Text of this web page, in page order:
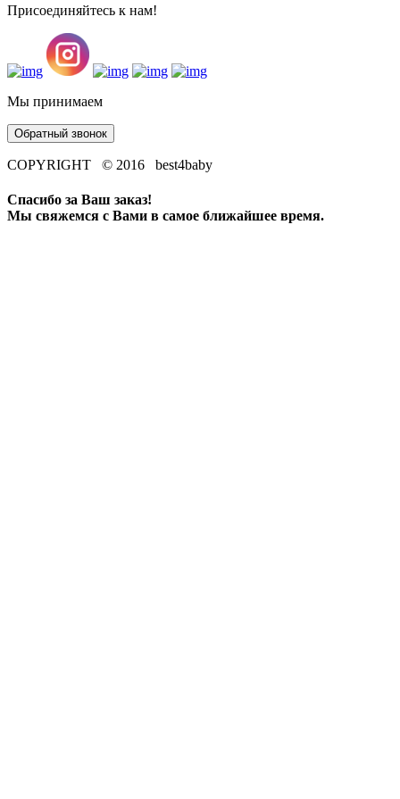
Присоединяйтесь к нам!
Мы принимаем
Обратный звонок
COPYRIGHT © 2016 best4baby
Спасибо за Ваш заказ!
Мы свяжемся с Вами в самое ближайшее время.